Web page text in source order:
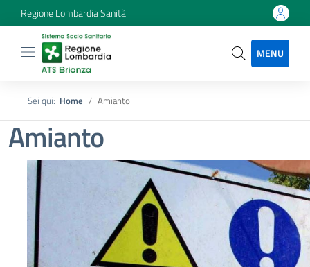
Regione Lombardia Sanità
MENU
Sei qui: Home Amianto
Amianto